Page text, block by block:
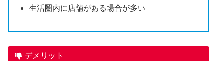
生活圏内に店舗がある場合が多い
デメリット